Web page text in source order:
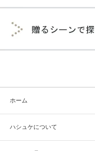
ホーム
ハシュケについて